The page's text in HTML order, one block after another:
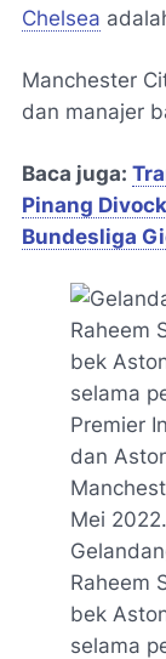
Chelsea
Manchester
dan manajer
Baca juga:
Pinang
Bundesliga
Raheem
bek
selama